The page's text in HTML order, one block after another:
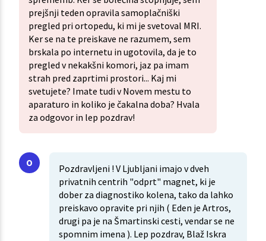
prejšnji teden opravila samoplačniški
pregled pri ortopedu, ki mi je svetoval MRI.
Ker se na te preiskave ne razumem, sem
brskala po internetu in ugotovila, da je to
pregled v nekakšni komori, jaz pa imam
strah pred zaprtimi prostori... Kaj mi
svetujete? Imate tudi v Novem mestu to
aparaturo in koliko je čakalna doba? Hvala
za odgovor in lep pozdrav!
Pozdravljeni ! V Ljubljani imajo v dveh
privatnih centrih "odprt" magnet, ki je
dober za diagnostiko kolena, tako da lahko
preiskavo opravite pri njih ( Eden je Artros,
drugi pa je na Šmartinski cesti, vendar se ne
spomnim imena ). Lep pozdrav, Blaž Iskra